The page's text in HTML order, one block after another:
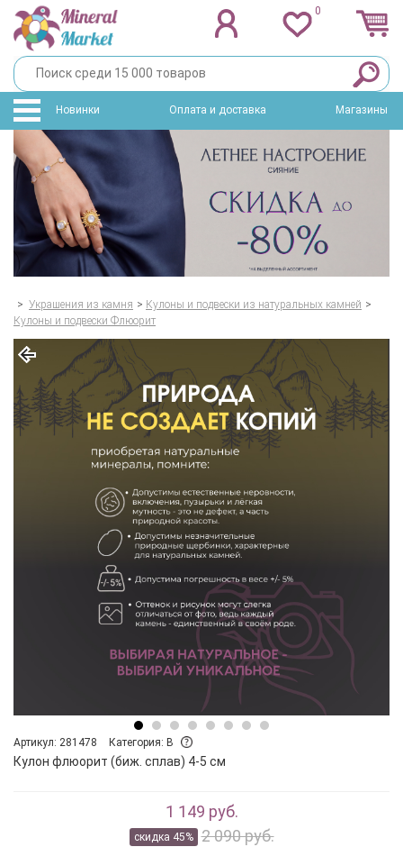
0
Новинки Оплата и доставка Магазины
> Украшения из камня > Кулоны и подвески из натуральных камней >
Кулоны и подвески Флюорит
Артикул: 281478 Категория: B
Кулон флюорит (биж. сплав) 4-5 см
1 149 руб.
скидка 45% 2 090 руб.